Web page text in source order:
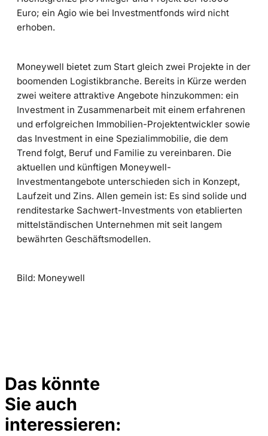
Euro; ein Agio wie bei Investmentfonds wird nicht
erhoben.
Moneywell bietet zum Start gleich zwei Projekte in der
boomenden Logistikbranche. Bereits in Kürze werden
zwei weitere attraktive Angebote hinzukommen: ein
Investment in Zusammenarbeit mit einem erfahrenen
und erfolgreichen Immobilien-Projektentwickler sowie
das Investment in eine Spezialimmobilie, die dem
Trend folgt, Beruf und Familie zu vereinbaren. Die
aktuellen und künftigen Moneywell-
Investmentangebote unterschieden sich in Konzept,
Laufzeit und Zins. Allen gemein ist: Es sind solide und
renditestarke Sachwert-Investments von etablierten
mittelständischen Unternehmen mit seit langem
bewährten Geschäftsmodellen.
Bild: Moneywell
Das könnte
Sie auch
interessieren: